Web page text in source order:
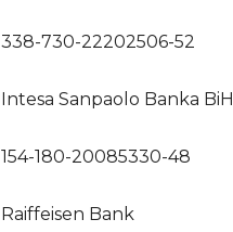
338-730-22202506-52
Intesa Sanpaolo Banka BiH
154-180-20085330-48
Raiffeisen Bank